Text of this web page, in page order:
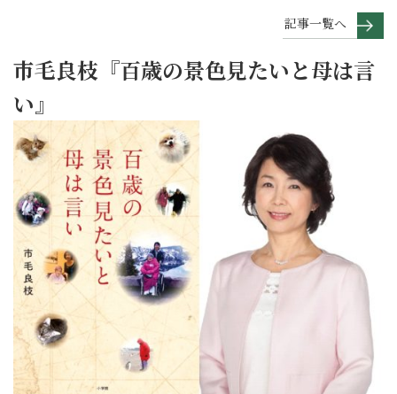
記事一覧へ
市毛良枝『百歳の景色見たいと母は言
い』